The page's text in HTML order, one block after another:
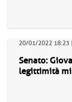
20/01/2022 18:23
Senato:
legittimità